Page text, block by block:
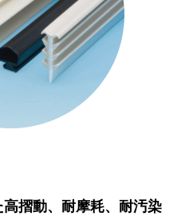
摺動、耐摩耗、耐汚染